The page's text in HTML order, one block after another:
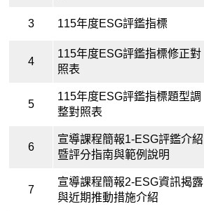
3 115年度ESG評鑑指標
4
115年度ESG評鑑指標修正對
照表
5
115年度ESG評鑑指標題型調
整對照表
6
宣導課程簡報1-ESG評鑑介紹
暨評分指南與範例說明
7
宣導課程簡報2-ESG資訊揭露
與近期推動措施介紹